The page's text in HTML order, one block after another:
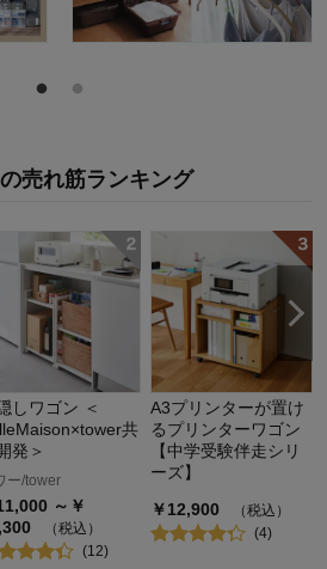
の売れ筋ランキング
しワゴン ＜
共
発＞
ー/tower
～￥
（税込）
(12)
A3プリンターが置け
るプリンターワゴン
【中学受験伴走シリ
ーズ】
￥12,900
（税込）
(4)